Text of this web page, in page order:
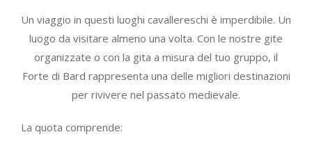
Un viaggio in questi luoghi cavallereschi è imperdibile. Un
luogo da visitare almeno una volta. Con le nostre gite
organizzate o con la gita a misura del tuo gruppo, il
Forte di Bard rappresenta una delle migliori destinazioni
per rivivere nel passato medievale.
La quota comprende: